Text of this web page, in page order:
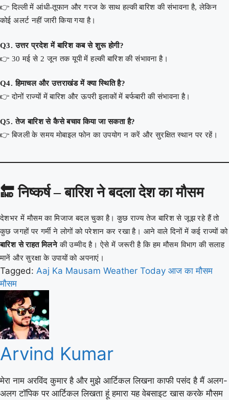
👉 दिल्ली में आंधी-तूफान और गरज के साथ हल्की बारिश की संभावना है, लेकिन
कोई अलर्ट नहीं जारी किया गया है।
Q3. उत्तर प्रदेश में बारिश कब से शुरू होगी?
👉 30 मई से 2 जून तक यूपी में हल्की बारिश की संभावना है।
Q4. हिमाचल और उत्तराखंड में क्या स्थिति है?
👉 दोनों राज्यों में बारिश और ऊपरी इलाकों में बर्फबारी की संभावना है।
Q5. तेज बारिश से कैसे बचाव किया जा सकता है?
👉 बिजली के समय मोबाइल फोन का उपयोग न करें और सुरक्षित स्थान पर रहें।
🔚निष्कर्ष – बारिश ने बदला देश का मौसम
देशभर में मौसम का मिजाज बदल चुका है। कुछ राज्य तेज बारिश से जूझ रहे हैं तो
कुछ जगहों पर गर्मी ने लोगों को परेशान कर रखा है। आने वाले दिनों में कई राज्यों को
बारिश से राहत मिलनेकी उम्मीद है। ऐसे में जरूरी है कि हम मौसम विभाग की सलाह
मानें और सुरक्षा के उपायों को अपनाएं।
Tagged: Aaj Ka Mausam Weather Today आज का मौसम
मौसम
Arvind Kumar
मेरा नाम अरविंद कुमार है और मुझे आर्टिकल लिखना काफी पसंद है मैं अलग-
अलग टॉपिक पर आर्टिकल लिखता हूं हमारा यह वेबसाइट खास करके मौसम